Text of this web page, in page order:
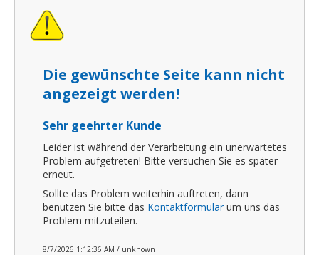
Die gewünschte Seite kann nicht
angezeigt werden!
Sehr geehrter Kunde
Leider ist während der Verarbeitung ein unerwartetes
Problem aufgetreten! Bitte versuchen Sie es später
erneut.
Sollte das Problem weiterhin auftreten, dann
benutzen Sie bitte das Kontaktformular um uns das
Problem mitzuteilen.
8/7/2026 1:12:36 AM / unknown